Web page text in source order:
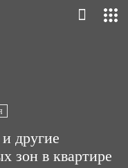
другие
зон в квартире